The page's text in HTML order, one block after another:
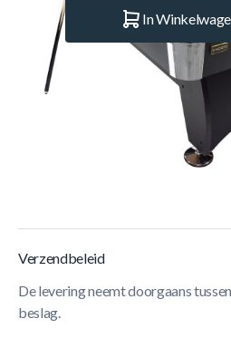
In
North Gardone pooltafel
is
jouw mancave, speelkamer of
Verzendbeleid
De levering neemt doorgaans tussen
beslag.